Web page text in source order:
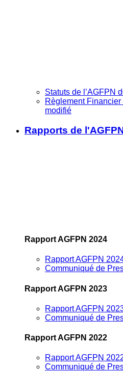
Statuts de l’AGFPN
Règlement
modifié
Rapports de
Rapport AGFPN 2024
Rapport AGFPN
Communiqué de
Rapport AGFPN 2023
Rapport AGFPN
Communiqué de
Rapport AGFPN 2022
Rapport AGFPN
Communiqué de